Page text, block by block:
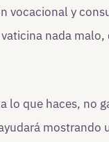
vocacional y
nada
lo que haces, no